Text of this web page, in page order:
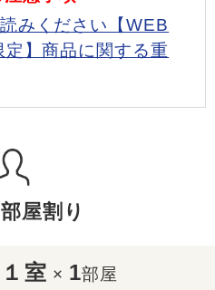
みください【WEB
】商品に関する重
屋割り
室 × 1部屋